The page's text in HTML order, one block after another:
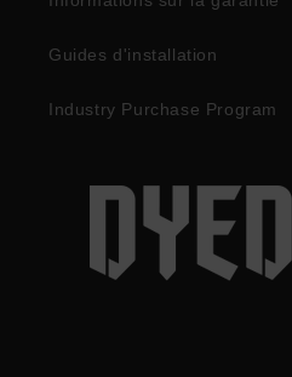
Guides d'installation
Industry Purchase Program